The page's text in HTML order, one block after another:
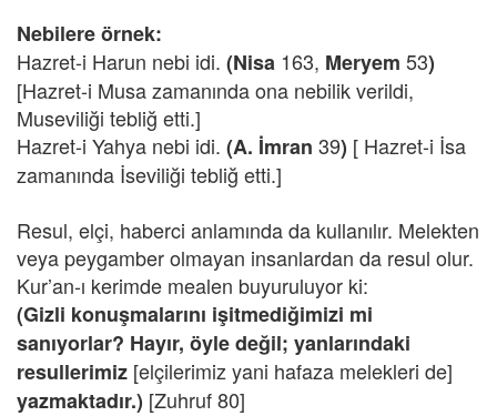
Nebilere örnek:
Hazret-i Harun nebi idi. (Nisa 163, Meryem 53)
[Hazret-i Musa zamanında ona nebilik verildi,
Museviliği tebliğ etti.]
Hazret-i Yahya nebi idi. (A. İmran 39) [ Hazret-i İsa
zamanında İseviliği tebliğ etti.]
Resul, elçi, haberci anlamında da kullanılır. Melekten
veya peygamber olmayan insanlardan da resul olur.
Kur’an-ı kerimde mealen buyuruluyor ki:
(Gizli konuşmalarını işitmediğimizi mi
sanıyorlar? Hayır, öyle değil; yanlarındaki
resullerimiz [elçilerimiz yani hafaza melekleri de]
yazmaktadır.) [Zuhruf 80]